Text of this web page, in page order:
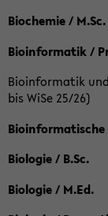
Biochemie / M.Sc.
Bioinformatik /
Bioinformatik
bis WiSe 25/26)
Bioinformatische
Biologie / B.Sc.
Biologie / M.Ed.